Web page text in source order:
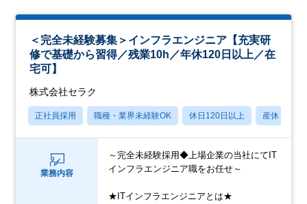
＜完全未経験募集＞インフラエンジニア【充実研
修で基礎から習得／残業10h／年休120日以上／在
宅可】
株式会社セラク
正社員採用 職種・業界未経験OK 休日120日以上 産休・育休
業務内容
～完全未経験採用◆上場企業の当社にてIT
インフラエンジニア職をお任せ～
★ITインフラエンジニアとは★